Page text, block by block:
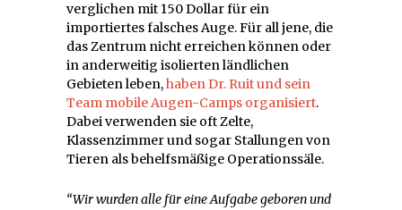
verglichen mit 150 Dollar für ein
importiertes falsches Auge. Für all jene, die
das Zentrum nicht erreichen können oder
in anderweitig isolierten ländlichen
Gebieten leben,haben Dr. Ruit und sein
Team mobile Augen-Camps organisiert.
Dabei verwenden sie oft Zelte,
Klassenzimmer und sogar Stallungen von
Tieren als behelfsmäßige Operationssäle.
“Wir wurden alle für eine Aufgabe geboren und